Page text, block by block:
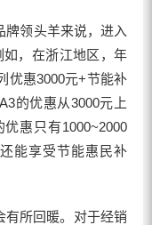
领头羊来说，进入
，在浙江地区，年
优惠3000元+节能补
的优惠从3000元上
惠只有1000~2000
能享受节能惠民补
所回暖。对于经销